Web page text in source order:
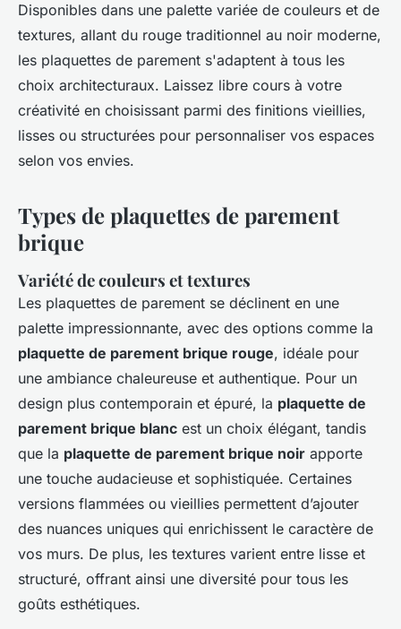
Disponibles dans une palette variée de couleurs et de
textures, allant du rouge traditionnel au noir moderne,
les plaquettes de parement s'adaptent à tous les
choix architecturaux. Laissez libre cours à votre
créativité en choisissant parmi des finitions vieillies,
lisses ou structurées pour personnaliser vos espaces
selon vos envies.
Types de plaquettes de parement
brique
Variété de couleurs et textures
Les plaquettes de parement se déclinent en une
palette impressionnante, avec des options comme la
plaquette de parement brique rouge, idéale pour
une ambiance chaleureuse et authentique. Pour un
design plus contemporain et épuré, la plaquette de
parement brique blanc est un choix élégant, tandis
que la plaquette de parement brique noir apporte
une touche audacieuse et sophistiquée. Certaines
versions flammées ou vieillies permettent d’ajouter
des nuances uniques qui enrichissent le caractère de
vos murs. De plus, les textures varient entre lisse et
structuré, offrant ainsi une diversité pour tous les
goûts esthétiques.